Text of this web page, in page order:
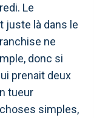
Le
juste là dans le
ne
donc si
prenait deux
tueur
simples,